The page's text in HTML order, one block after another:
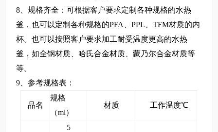
8、规格齐全 ：可根据客户要求定制各种规格的水热
釜，也可以定制各种规格的PFA
、PPL、TFM材质的内
杯。也可以按照客户要求加工耐受温度更高的水热
釜，如全钢材质、哈氏合金材质、蒙乃尔合金材质等
等。
9、参考规格表：
品名
规格
（ml）
材质 工作温度℃
5